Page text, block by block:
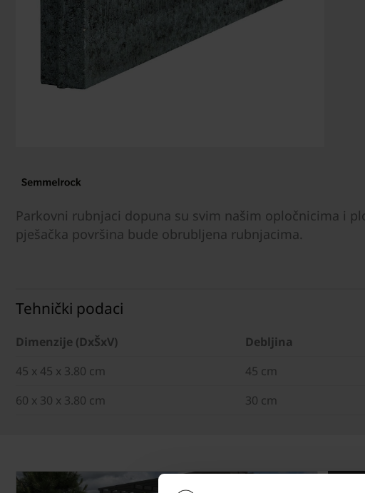
Parkovni rubnjaci dopuna su svim našim opločnicima i
pješačka površina bude obrubljena rubnjacima.
Tehnički podaci
Dimenzije (DxŠxV) Debljina
45 x 45 x 3.80 cm
45 cm
60 x 30 x 3.80 cm
30 cm